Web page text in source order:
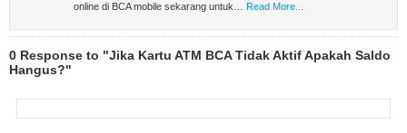
online di BCA mobile sekarang untuk…
Read More...
0 Response to "Jika Kartu ATM BCA Tidak Aktif Apakah Saldo
Hangus?"